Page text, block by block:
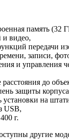
память (32
и видео,
передачи
записи,
и управления
до
защиты
на
USB,
г.
другие